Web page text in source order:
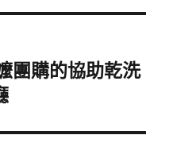
團購的協助乾洗